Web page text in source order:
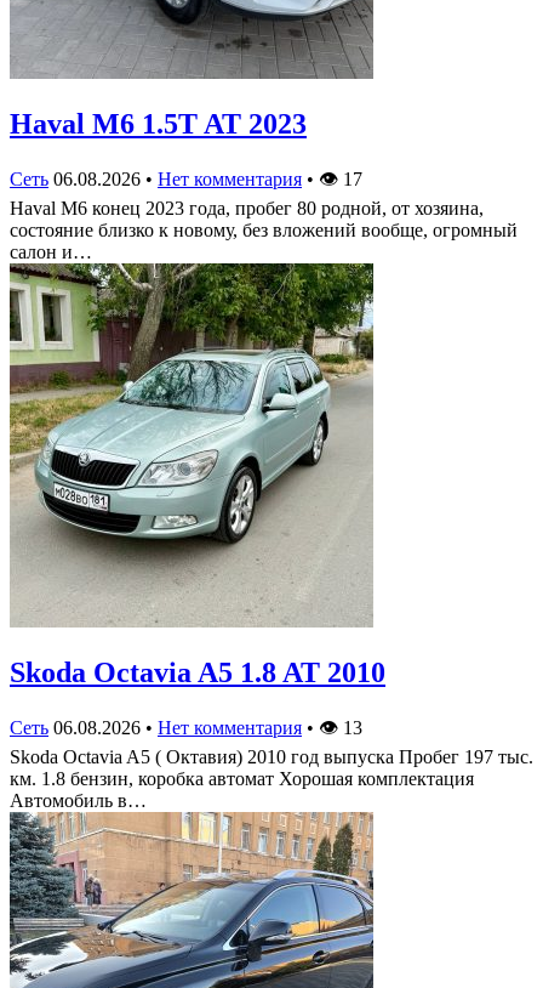
Haval M6 1.5T AT 2023
Сеть 06.08.2026 • Нет комментария • 👁 17
Haval M6 конец 2023 года, пробег 80 родной, от хозяина,
состояние близко к новому, без вложений вообще, огромный
салон и…
Skoda Octavia A5 1.8 AT 2010
Сеть 06.08.2026 • Нет комментария • 👁 13
Skoda Octavia A5 ( Октавия) 2010 год выпуска Пробег 197 тыс.
км. 1.8 бензин, коробка автомат Хорошая комплектация
Автомобиль в…